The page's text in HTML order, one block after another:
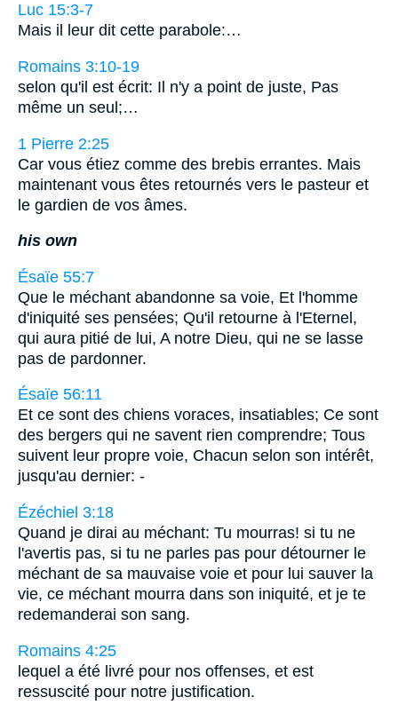
Luc 15:3-7
Mais il leur dit cette parabole:…
Romains 3:10-19
selon qu'il est écrit: Il n'y a point de juste, Pas
même un seul;…
1 Pierre 2:25
Car vous étiez comme des brebis errantes. Mais
maintenant vous êtes retournés vers le pasteur et
le gardien de vos âmes.
his own
Ésaïe 55:7
Que le méchant abandonne sa voie, Et l'homme
d'iniquité ses pensées; Qu'il retourne à l'Eternel,
qui aura pitié de lui, A notre Dieu, qui ne se lasse
pas de pardonner.
Ésaïe 56:11
Et ce sont des chiens voraces, insatiables; Ce sont
des bergers qui ne savent rien comprendre; Tous
suivent leur propre voie, Chacun selon son intérêt,
jusqu'au dernier: -
Ézéchiel 3:18
Quand je dirai au méchant: Tu mourras! si tu ne
l'avertis pas, si tu ne parles pas pour détourner le
méchant de sa mauvaise voie et pour lui sauver la
vie, ce méchant mourra dans son iniquité, et je te
redemanderai son sang.
Romains 4:25
lequel a été livré pour nos offenses, et est
ressuscité pour notre justification.